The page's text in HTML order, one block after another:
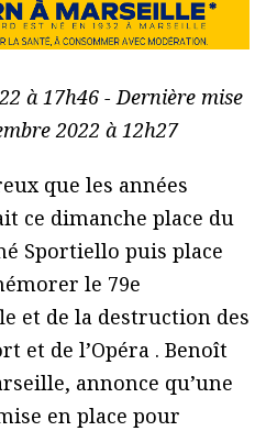
à 17h46 - Dernière mise
2022 à 12h27
que les années
ce dimanche place du
Sportiello puis place
le 79e
et de la destruction des
et de l’Opéra . Benoît
annonce qu’une
en place pour